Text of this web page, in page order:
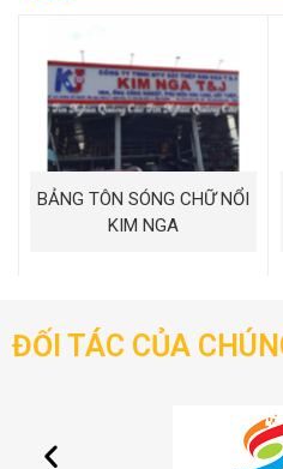
BẢNG TÔN SÓNG CHỮ NỔI
KIM NGA
ĐỐI TÁC CỦA